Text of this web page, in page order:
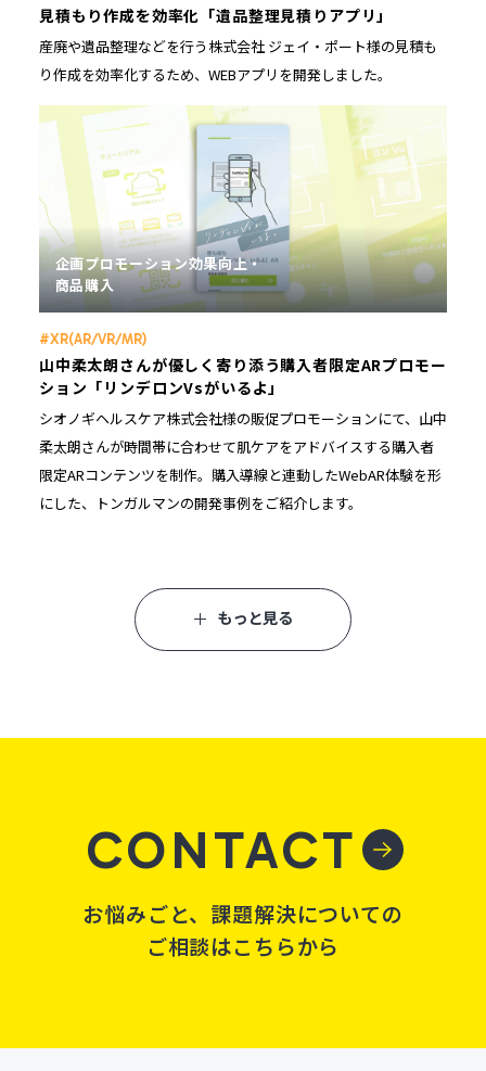
見積もり作成を効率化「遺品整理見積りアプリ」
産廃や遺品整理などを行う株式会社 ジェイ・ポート様の見積も
り作成を効率化するため、WEBアプリを開発しました。
企画プロモーション効果向上
商品購入
#XR(AR/VR/MR)
山中柔太朗さんが優しく寄り添う購入者限定ARプロモー
ション「リンデロンVsがいるよ」
シオノギヘルスケア株式会社様の販促プロモーションにて、山中
柔太朗さんが時間帯に合わせて肌ケアをアドバイスする購入者
限定ARコンテンツを制作。購入導線と連動したWebAR体験を形
にした、トンガルマンの開発事例をご紹介します。
もっと見る
CONTACT
お悩みごと、課題解決についての
ご相談はこちらから